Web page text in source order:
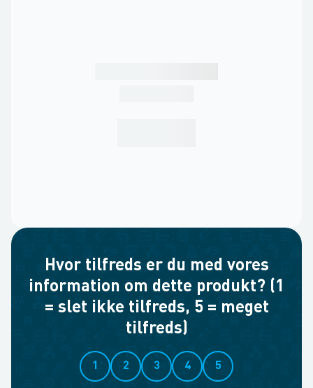
Hvor tilfreds er du med vores
information om dette produkt? (1
= slet ikke tilfreds, 5 = meget
tilfreds)
1 2 3 4 5